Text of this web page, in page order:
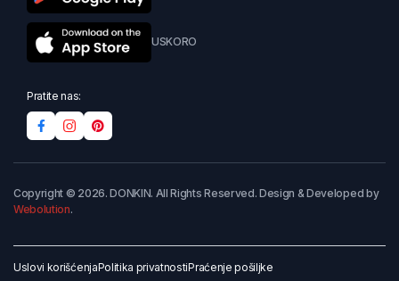
USKORO
Pratite nas:
Copyright © 2026. DONKIN. All Rights Reserved. Design & Developed by
Webolution.
Uslovi korišćenjaPolitika privatnostiPraćenje pošiljke